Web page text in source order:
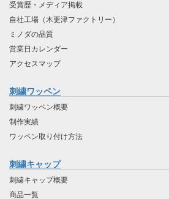
受賞歴・メディア掲載
自社工場（木更津ファクトリー）
ミノダの品質
営業日カレンダー
アクセスマップ
刺繍ワッペン
刺繍ワッペン概要
制作実績
ワッペン取り付け方法
刺繍キャップ
刺繍キャップ概要
商品一覧